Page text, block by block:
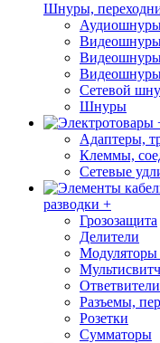
Шнуры,
Сетевой
Шнуры
Адаптеры,
Клеммы,
Сетевые
разводки +
Грозозащита
Делители
Ответвители
Разъемы,
Розетки
Сумматоры